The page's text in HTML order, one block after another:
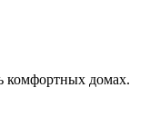
комфортных домах.